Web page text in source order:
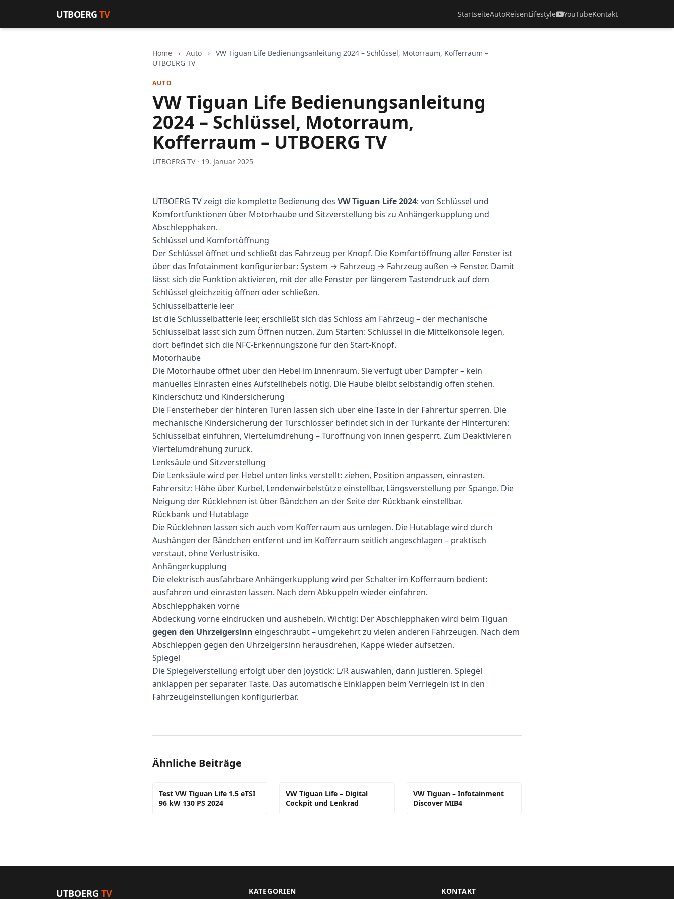
UTBOERGTV StartseiteAutoReisenLifestyle YouTubeKontakt
Home › Auto ›
VW Tiguan Life Bedienungsanleitung 2024 – Schlüssel, Motorraum, Kofferraum –
UTBOERG TV
AUTO
VW Tiguan Life Bedienungsanleitung
2024 – Schlüssel, Motorraum,
Kofferraum – UTBOERG TV
UTBOERG TV · 19. Januar 2025
UTBOERG TV zeigt die komplette Bedienung des VW Tiguan Life 2024: von Schlüssel und
Komfortfunktionen über Motorhaube und Sitzverstellung bis zu Anhängerkupplung und
Abschlepphaken.
Schlüssel und Komfortöffnung
Der Schlüssel öffnet und schließt das Fahrzeug per Knopf. Die Komfortöffnung aller Fenster ist
über das Infotainment konfigurierbar: System → Fahrzeug → Fahrzeug außen → Fenster. Damit
lässt sich die Funktion aktivieren, mit der alle Fenster per längerem Tastendruck auf dem
Schlüssel gleichzeitig öffnen oder schließen.
Schlüsselbatterie leer
Ist die Schlüsselbatterie leer, erschließt sich das Schloss am Fahrzeug – der mechanische
Schlüsselbat lässt sich zum Öffnen nutzen. Zum Starten: Schlüssel in die Mittelkonsole legen,
dort befindet sich die NFC-Erkennungszone für den Start-Knopf.
Motorhaube
Die Motorhaube öffnet über den Hebel im Innenraum. Sie verfügt über Dämpfer – kein
manuelles Einrasten eines Aufstellhebels nötig. Die Haube bleibt selbständig offen stehen.
Kinderschutz und Kindersicherung
Die Fensterheber der hinteren Türen lassen sich über eine Taste in der Fahrertür sperren. Die
mechanische Kindersicherung der Türschlösser befindet sich in der Türkante der Hintertüren:
Schlüsselbat einführen, Viertelumdrehung – Türöffnung von innen gesperrt. Zum Deaktivieren
Viertelumdrehung zurück.
Lenksäule und Sitzverstellung
Die Lenksäule wird per Hebel unten links verstellt: ziehen, Position anpassen, einrasten.
Fahrersitz: Höhe über Kurbel, Lendenwirbelstütze einstellbar, Längsverstellung per Spange. Die
Neigung der Rücklehnen ist über Bändchen an der Seite der Rückbank einstellbar.
Rückbank und Hutablage
Die Rücklehnen lassen sich auch vom Kofferraum aus umlegen. Die Hutablage wird durch
Aushängen der Bändchen entfernt und im Kofferraum seitlich angeschlagen – praktisch
verstaut, ohne Verlustrisiko.
Anhängerkupplung
Die elektrisch ausfahrbare Anhängerkupplung wird per Schalter im Kofferraum bedient:
ausfahren und einrasten lassen. Nach dem Abkuppeln wieder einfahren.
Abschlepphaken vorne
Abdeckung vorne eindrücken und aushebeln. Wichtig: Der Abschlepphaken wird beim Tiguan
gegen den Uhrzeigersinn eingeschraubt – umgekehrt zu vielen anderen Fahrzeugen. Nach dem
Abschleppen gegen den Uhrzeigersinn herausdrehen, Kappe wieder aufsetzen.
Spiegel
Die Spiegelverstellung erfolgt über den Joystick: L/R auswählen, dann justieren. Spiegel
anklappen per separater Taste. Das automatische Einklappen beim Verriegeln ist in den
Fahrzeugeinstellungen konfigurierbar.
Ähnliche Beiträge
Test VW Tiguan Life 1.5 eTSI
96 kW 130 PS 2024
VW Tiguan Life – Digital
Cockpit und Lenkrad
VW Tiguan – Infotainment
Discover MIB4
UTBOERG TV
KATEGORIEN
KONTAKT